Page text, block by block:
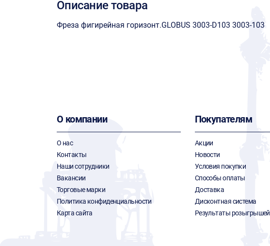
Описание товара
Фреза фигирейная горизонт.GLOBUS 3003-D103 3003-103
О компании
О нас
Контакты
Наши сотрудники
Вакансии
Торговые марки
Политика конфиденциальности
Карта сайта
Покупателям
Акции
Новости
Условия покупки
Способы оплаты
Доставка
Дисконтная система
Результаты розыгрышей